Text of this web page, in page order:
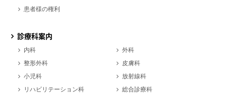
患者様の権利
診療科案内
内科
外科
整形外科
皮膚科
小児科
放射線科
リハビリテーション科
総合診療科